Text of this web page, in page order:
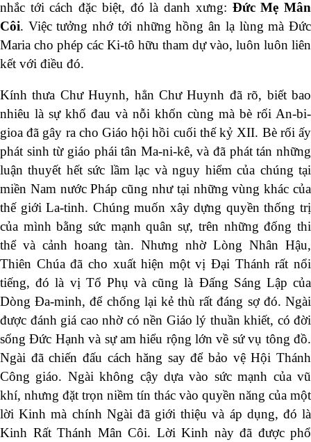
nhắc tới cách đặc biệt, đó là danh xưng: Đức Mẹ Mân
Côi. Việc tưởng nhớ tới những hồng ân lạ lùng mà Đức
Maria cho phép các Ki-tô hữu tham dự vào, luôn luôn liên
kết với điều đó.
Kính thưa Chư Huynh, hẳn Chư Huynh đã rõ, biết bao
nhiêu là sự khổ đau và nỗi khốn cùng mà bè rối An-bi-
gioa đã gây ra cho Giáo hội hồi cuối thế kỷ XII. Bè rối ấy
phát sinh từ giáo phái tân Ma-ni-kê, và đã phát tán những
luận thuyết hết sức lầm lạc và nguy hiểm của chúng tại
miền Nam nước Pháp cũng như tại những vùng khác của
thế giới La-tinh. Chúng muốn xây dựng quyền thống trị
của mình bằng sức mạnh quân sự, trên những đống thi
thể và cảnh hoang tàn. Nhưng nhờ Lòng Nhân Hậu,
Thiên Chúa đã cho xuất hiện một vị Đại Thánh rất nổi
tiếng, đó là vị Tổ Phụ và cũng là Đấng Sáng Lập của
Dòng Đa-minh, để chống lại kẻ thù rất đáng sợ đó. Ngài
được đánh giá cao nhờ có nền Giáo lý thuần khiết, có đời
sống Đức Hạnh và sự am hiểu rộng lớn về sứ vụ tông đồ.
Ngài đã chiến đấu cách hăng say để bảo vệ Hội Thánh
Công giáo. Ngài không cậy dựa vào sức mạnh của vũ
khí, nhưng đặt trọn niềm tín thác vào quyền năng của một
lời Kinh mà chính Ngài đã giới thiệu và áp dụng, đó là
Kinh Rất Thánh Mân Côi. Lời Kinh này đã được phổ